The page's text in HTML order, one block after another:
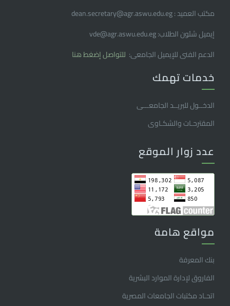
مكتب العميد : dean.secretary@agr.aswu.edu.eg
إيميل شئون الطلاب: vde@agr.aswu.edu.eg
الدعم الفنى للإيميل الجامعى: للتواصل إضغط هنا
خدمات تهمك
الدخــول للبريــد الجامعـــى
المقترحـات والشكـاوى
عدد زوار الموقع
مواقع هامة
بنك المعرفة
الفاروق ﻹدارة الموارد البشرية
اتحـاد مكتبات الجامعات المصرية